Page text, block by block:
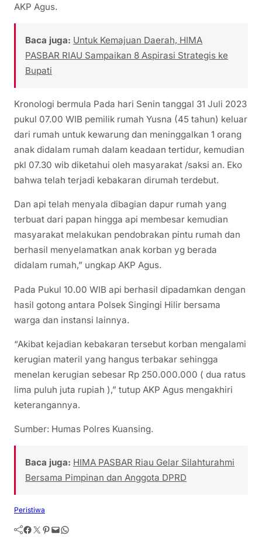
AKP Agus.
Baca juga: Untuk Kemajuan Daerah, HIMA
PASBAR RIAU Sampaikan 8 Aspirasi Strategis ke
Bupati
Kronologi bermula Pada hari Senin tanggal 31 Juli 2023
pukul 07.00 WIB pemilik rumah Yusna (45 tahun) keluar
dari rumah untuk kewarung dan meninggalkan 1 orang
anak didalam rumah dalam keadaan tertidur, kemudian
pkl 07.30 wib diketahui oleh masyarakat /saksi an. Eko
bahwa telah terjadi kebakaran dirumah terdebut.
Dan api telah menyala dibagian dapur rumah yang
terbuat dari papan hingga api membesar kemudian
masyarakat melakukan pendobrakan pintu rumah dan
berhasil menyelamatkan anak korban yg berada
didalam rumah,” ungkap AKP Agus.
Pada Pukul 10.00 WIB api berhasil dipadamkan dengan
hasil gotong antara Polsek Singingi Hilir bersama
warga dan instansi lainnya.
“Akibat kejadian kebakaran tersebut korban mengalami
kerugian materil yang hangus terbakar sehingga
menelan kerugian sebesar Rp 250.000.000 ( dua ratus
lima puluh juta rupiah ),” tutup AKP Agus mengakhiri
keterangannya.
Sumber: Humas Polres Kuansing.
Baca juga: HIMA PASBAR Riau Gelar Silahturahmi
Bersama Pimpinan dan Anggota DPRD
Peristiwa
Facebook Twitter Pinterest Mail WhatsApp